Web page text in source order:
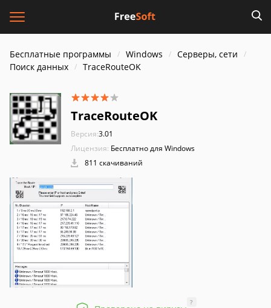
Бесплатные программы Windows
Серверы, сети
Поиск данных
TraceRouteOK
TraceRouteOK
Версия:3.01
Лицензия: Бесплатно для Windows
811 скачиваний
?